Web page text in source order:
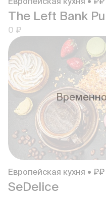
Европейская кухня • ₽₽
The Left Bank
0 ₽
Европейская кухня • ₽₽
SeDelice